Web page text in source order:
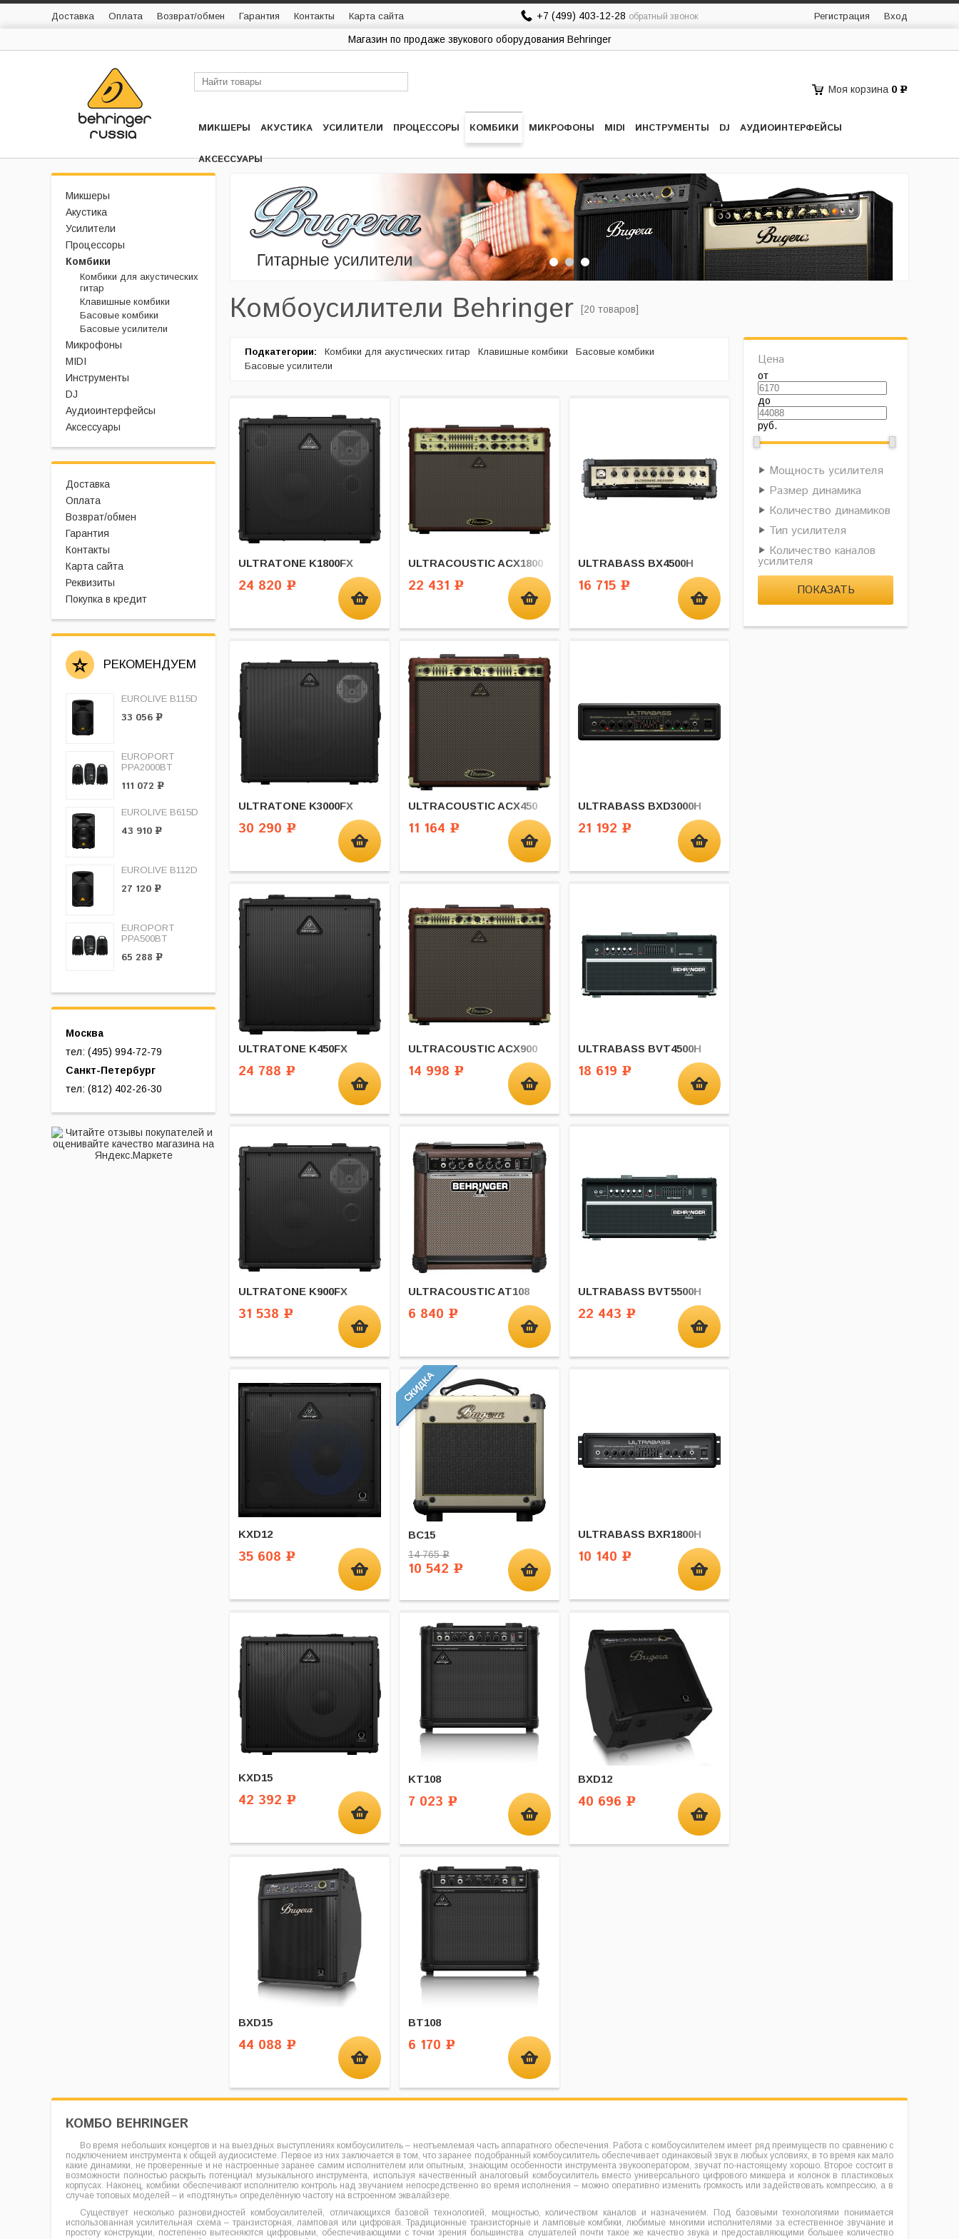
Доставка Оплата Возврат/обмен Гарантия Контакты Карта сайта +7 (499) 403-12-28 обратный звонок Регистрация Вход
Магазин по продаже звукового оборудования Behringer
МИКШЕРЫ АКУСТИКА УСИЛИТЕЛИ ПРОЦЕССОРЫ КОМБИКИ МИКРОФОНЫ MIDI ИНСТРУМЕНТЫ DJ АУДИОИНТЕРФЕЙСЫ
АКСЕССУАРЫ
Моя корзина 0 Р
Микшеры
Акустика
Усилители
Процессоры
Комбики
Комбики для акустических
гитар
Клавишные комбики
Басовые комбики
Басовые усилители
Микрофоны
MIDI
Инструменты
DJ
Аудиоинтерфейсы
Аксессуары
Доставка
Оплата
Возврат/обмен
Гарантия
Контакты
Карта сайта
Реквизиты
Покупка в кредит
РЕКОМЕНДУЕМ
EUROLIVE B115D
33 056 Р
EUROPORT
PPA2000BT
111 072 Р
EUROLIVE B615D
43 910 Р
EUROLIVE B112D
27 120 Р
EUROPORT
PPA500BT
65 288 Р
Москва
тел: (495) 994-72-79
Санкт-Петербург
тел: (812) 402-26-30
Комбоусилители Behringer [20 товаров]
Цена
от
до
руб.
Мощность усилителя
Размер динамика
Количество динамиков
Тип усилителя
Количество каналов
усилителя
Подкатегории: Комбики для акустических гитар Клавишные комбики
Басовые комбики
Басовые усилители
ULTRATONE K1800FX
24 820 Р
ULTRACOUSTIC ACX1800
22 431 Р
ULTRABASS BX4500H
16 715 Р
ULTRATONE K3000FX
30 290 Р
ULTRACOUSTIC ACX450
11 164 Р
ULTRABASS BXD3000H
21 192 Р
ULTRATONE K450FX
24 788 Р
ULTRACOUSTIC ACX900
14 998 Р
ULTRABASS BVT4500H
18 619 Р
ULTRATONE K900FX
31 538 Р
ULTRACOUSTIC AT108
6 840 Р
ULTRABASS BVT5500H
22 443 Р
KXD12
35 608 Р
BC15
14 765Р
10 542 Р
ULTRABASS BXR1800H
10 140 Р
KXD15
42 392 Р
KT108
7 023 Р
BXD12
40 696 Р
BXD15
44 088 Р
BT108
6 170 Р
КОМБО BEHRINGER
Во время небольших концертов и на выездных выступлениях комбоусилитель – неотъемлемая часть аппаратного обеспечения. Работа с комбоусилителем имеет ряд преимуществ по сравнению с
подключением инструмента к общей аудиосистеме. Первое из них заключается в том, что заранее подобранный комбоусилитель обеспечивает одинаковый звук в любых условиях, в то время как мало
какие динамики, не проверенные и не настроенные заранее самим исполнителем или опытным, знающим особенности инструмента звукооператором, звучат по-настоящему хорошо. Второе состоит в
возможности полностью раскрыть потенциал музыкального инструмента, используя качественный аналоговый комбоусилитель вместо универсального цифрового микшера и колонок в пластиковых
корпусах. Наконец, комбики обеспечивают исполнителю контроль над звучанием непосредственно во время исполнения – можно оперативно изменить громкость или задействовать компрессию, а в
случае топовых моделей – и «подтянуть» определённую частоту на встроенном эквалайзере.
Существует несколько разновидностей комбоусилителей, отличающихся базовой технологией, мощностью, количеством каналов и назначением. Под базовыми технологиями понимается
использованная усилительная схема – транзисторная, ламповая или цифровая. Традиционные транзисторные и ламповые комбики, любимые многими исполнителями за естественное звучание и
простоту конструкции, постепенно вытесняются цифровыми, обеспечивающими с точки зрения большинства слушателей почти такое же качество звука и предоставляющими большее количество